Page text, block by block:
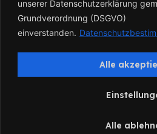
unserer Datenschutzerklärung
Grundverordnung (DSGVO)
einverstanden.
Alle
Alle
© Copyright 2020 Kanzlei Soykoek